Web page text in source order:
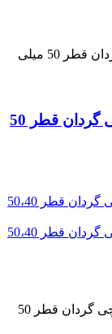
چرخ پلی آمید نارنجی وارداتی پایه مشکی گردان قطر 50 میلی
چرخ پلی آمید نارنجی وارداتی پایه مشکی گردان قطر 50
چرخ پلی آمید نارنجی وارداتی پایه مشکی پیچی گردان قطر 50